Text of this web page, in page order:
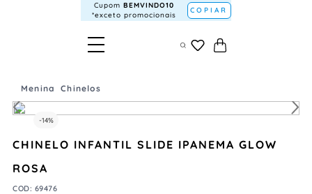
Cupom BEMVINDO10
*exceto promocionais
COPIAR
Menina Chinelos
-14%
CHINELO INFANTIL SLIDE IPANEMA GLOW
ROSA
COD: 69476